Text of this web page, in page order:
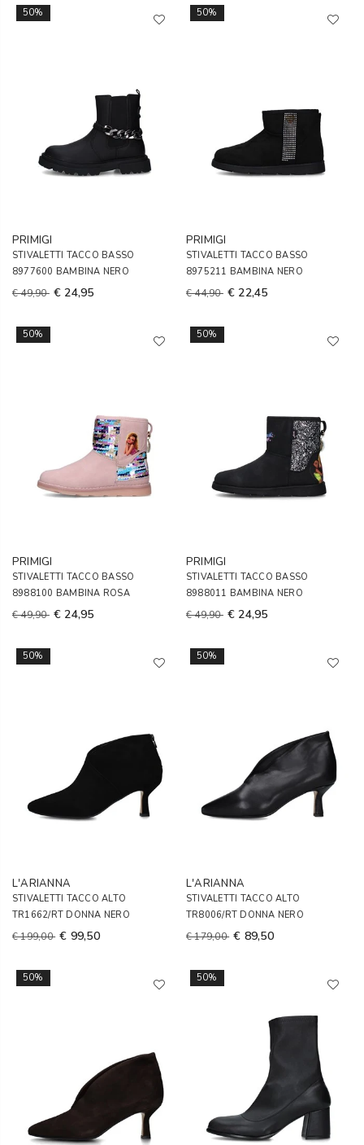
50%
PRIMIGI
STIVALETTI TACCO BASSO
8977600 BAMBINA NERO
€ 49,90 € 24,95
50%
PRIMIGI
STIVALETTI TACCO BASSO
8975211 BAMBINA NERO
€ 44,90 € 22,45
50%
PRIMIGI
STIVALETTI TACCO BASSO
8988100 BAMBINA ROSA
€ 49,90 € 24,95
50%
PRIMIGI
STIVALETTI TACCO BASSO
8988011 BAMBINA NERO
€ 49,90 € 24,95
50%
L'ARIANNA
STIVALETTI TACCO ALTO
TR1662/RT DONNA NERO
€ 199,00 € 99,50
50%
L'ARIANNA
STIVALETTI TACCO ALTO
TR8006/RT DONNA NERO
€ 179,00 € 89,50
50% 50%